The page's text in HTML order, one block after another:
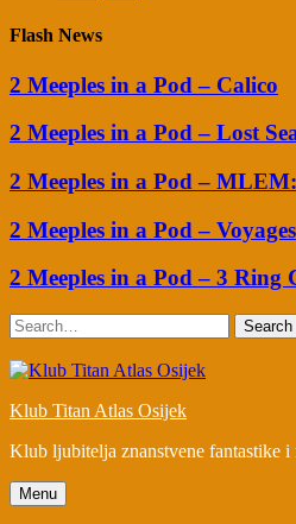
Flash News
2 Meeples in a Pod – Calico
2 Meeples in a Pod – Lost
2 Meeples in a Pod –
2 Meeples in a Pod – Voyages
2 Meeples in a Pod – 3 Ring
Search
Klub Titan Atlas Osijek
Klub ljubitelja znanstvene fantastike i
Menu